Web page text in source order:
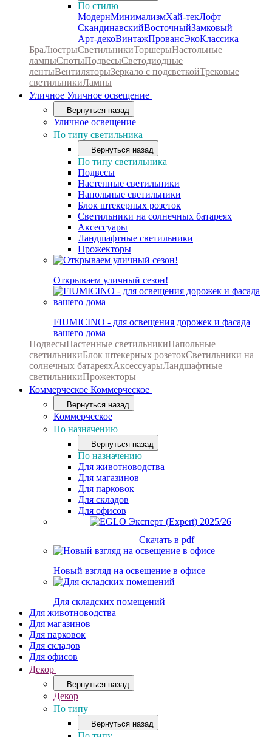
По стилю
МодернМинимализмХай-текЛофт
СкандинавскийВосточныйЗамковый
Арт-декоВинтажПровансЭкоКлассика
БраЛюстрыСветильникиТоршерыНастольные
лампыСпотыПодвесыСветодиодные
лентыВентиляторыЗеркало с подсветкойТрековые
светильникиЛампы
Уличное Уличное освещение
Вернуться назад
Уличное освещение
По типу светильника
Вернуться назад
По типу светильника
Подвесы
Настенные светильники
Напольные светильники
Блок штекерных розеток
Светильники на солнечных батареях
Аксессуары
Ландшафтные светильники
Прожекторы
Открываем уличный сезон!
FIUMICINO - для освещения дорожек и фасада
вашего дома
ПодвесыНастенные светильникиНапольные
светильникиБлок штекерных розетокСветильники на
солнечных батареяхАксессуарыЛандшафтные
светильникиПрожекторы
Коммерческое Коммерческое
Вернуться назад
Коммерческое
По назначению
Вернуться назад
По назначению
Для животноводства
Для магазинов
Для парковок
Для складов
Для офисов
Скачать в pdf
Новый взгляд на освещение в офисе
Для складских помещений
Для животноводства
Для магазинов
Для парковок
Для складов
Для офисов
Декор
Вернуться назад
Декор
По типу
Вернуться назад